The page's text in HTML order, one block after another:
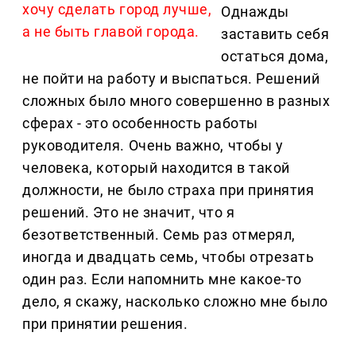
хочу сделать город лучше,
а не быть главой города.
Однажды
заставить себя
остаться дома,
не пойти на работу и выспаться. Решений
сложных было много совершенно в разных
сферах - это особенность работы
руководителя. Очень важно, чтобы у
человека, который находится в такой
должности, не было страха при принятия
решений. Это не значит, что я
безответственный. Семь раз отмерял,
иногда и двадцать семь, чтобы отрезать
один раз. Если напомнить мне какое-то
дело, я скажу, насколько сложно мне было
при принятии решения.